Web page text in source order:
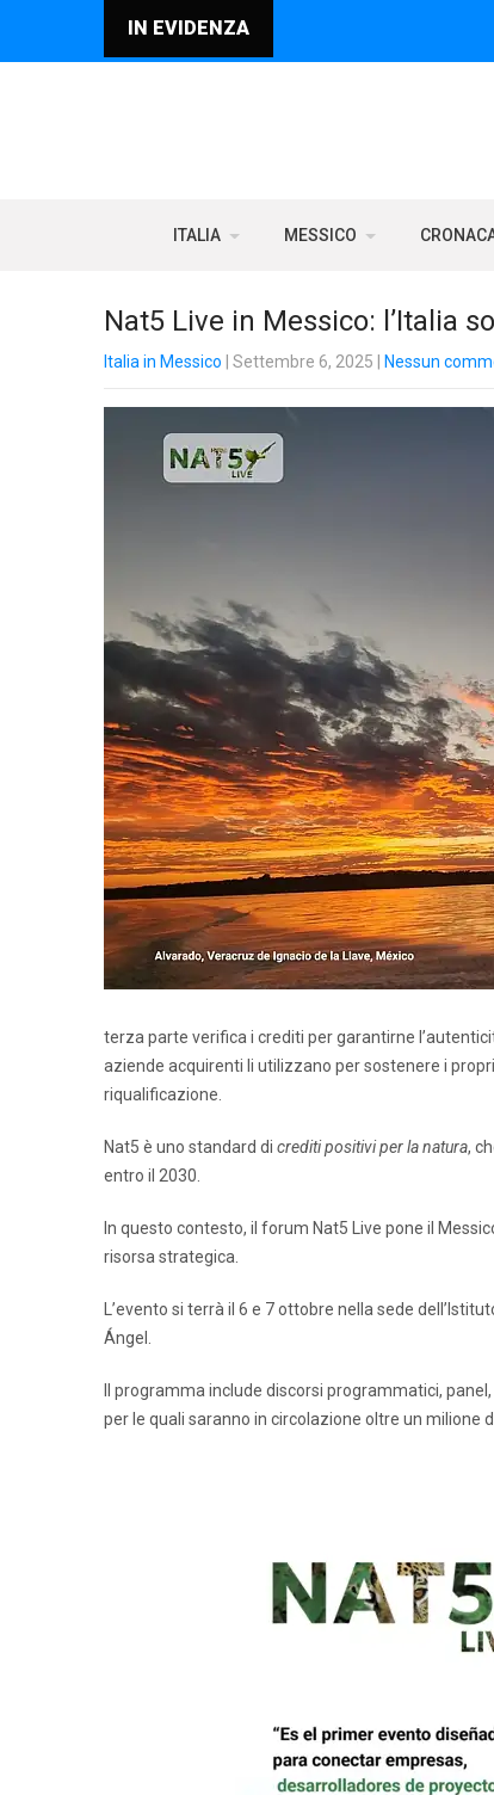
IN EVIDENZA
ITALIA MESSICO
Nat5 Live in Messico: l’Italia
Italia in Messico | Settembre 6, 2025 Nessun
terza parte verifica i crediti per garantirne
aziende acquirenti li utilizzano per sostenere i
riqualificazione.
Nat5 è uno standard di crediti positivi per la natura,
entro il 2030.
In questo contesto, il forum Nat5 Live pone il
risorsa strategica.
L’evento si terrà il 6 e 7 ottobre nella sede
Ángel.
Il programma include discorsi programmatici,
per le quali saranno in circolazione oltre un milione